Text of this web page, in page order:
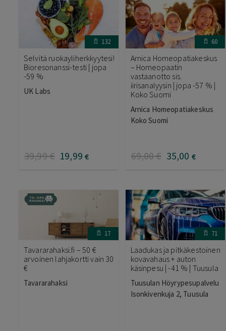
132
Selvitä ruokayliherkkyytesi!
Bioresonanssi-testi | jopa
-59 %
UK Labs
39,99€ 19,99 €
60
Arnica Homeopatiakeskus
– Homeopaatin
vastaanotto sis.
iirisanalyysin | jopa -57 % |
Koko Suomi
Arnica Homeopatiakeskus
Koko Suomi
69,00€ 35,00 €
17
Tavararahaksi.fi – 50 €
arvoinen lahjakortti vain 30
€
Tavararahaksi
71
Laadukas ja pitkäkestoinen
kovavahaus + auton
käsinpesu | -41 % | Tuusula
Tuusulan Höyrypesupalvelu
Isonkivenkuja 2, Tuusula